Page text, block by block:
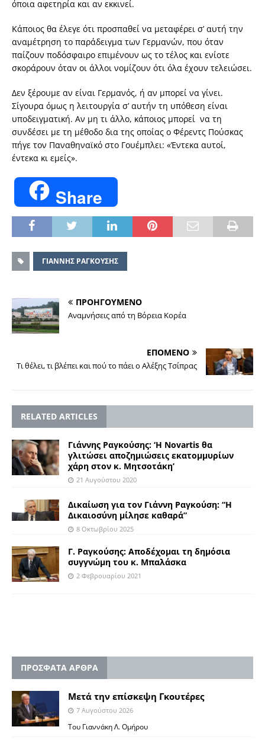
όποια αφετηρία και αν εκκινεί.
Κάποιος θα έλεγε ότι προσπαθεί να μεταφέρει σ’ αυτή την
αναμέτρηση το παράδειγμα των Γερμανών, που όταν
παίζουν ποδόσφαιρο επιμένουν ως το τέλος και ενίοτε
σκοράρουν όταν οι άλλοι νομίζουν ότι όλα έχουν τελειώσει.
Δεν ξέρουμε αν είναι Γερμανός, ή αν μπορεί να γίνει.
Σίγουρα όμως η λειτουργία σ’ αυτήν τη υπόθεση είναι
υποδειγματική. Αν μη τι άλλο, κάποιος μπορεί να τη
συνδέσει με τη μέθοδο δια της οποίας ο Φέρεντς Πούσκας
πήγε τον Παναθηναϊκό στο Γουέμπλει: «Έντεκα αυτοί,
έντεκα κι εμείς».
Share
ΓΙΑΝΝΗΣ ΡΑΓΚΟΥΣΗΣ
ΠΡΟΗΓΟΥΜΕΝΟ
Αναμνήσεις από τη Βόρεια Κορέα
ΕΠΟΜΕΝΟ
Τι θέλει, τι βλέπει και πού το πάει ο Αλέξης Τσίπρας
RELATED ARTICLES
Γιάννης Ραγκούσης: ‘Η Novartis θα
γλιτώσει αποζημιώσεις εκατομμυρίων
χάρη στον κ. Μητσοτάκη’
21 Αυγούστου 2020
Δικαίωση για τον Γιάννη Ραγκούση: “Η
Δικαιοσύνη μίλησε καθαρά”
8 Οκτωβρίου 2025
Γ. Ραγκούσης: Αποδέχομαι τη δημόσια
συγγνώμη του κ. Μπαλάσκα
2 Φεβρουαρίου 2021
ΠΡΟΣΦΑΤΑ ΑΡΘΡΑ
Μετά την επίσκεψη Γκουτέρες
7 Αυγούστου 2026
Του Γιαννάκη Λ. Ομήρου